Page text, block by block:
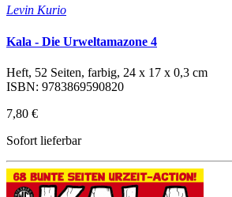
Levin Kurio
Kala - Die Urweltamazone 4
Heft, 52 Seiten, farbig, 24 x 17 x 0,3 cm
ISBN: 9783869590820
7,80 €
Sofort lieferbar